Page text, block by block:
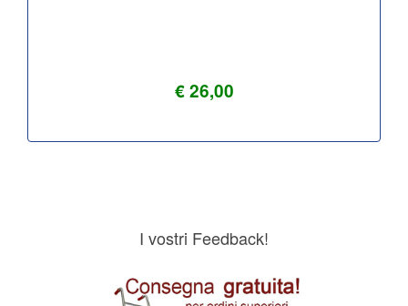
€ 26,00
I vostri Feedback!